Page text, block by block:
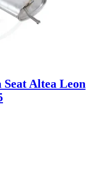
Altea Leon